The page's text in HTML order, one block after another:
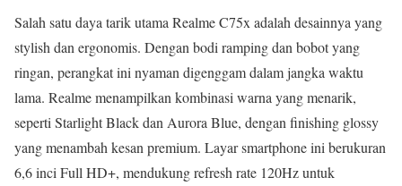
Salah satu daya tarik utama Realme C75x adalah desainnya yang
stylish dan ergonomis. Dengan bodi ramping dan bobot yang
ringan, perangkat ini nyaman digenggam dalam jangka waktu
lama. Realme menampilkan kombinasi warna yang menarik,
seperti Starlight Black dan Aurora Blue, dengan finishing glossy
yang menambah kesan premium. Layar smartphone ini berukuran
6,6 inci Full HD+, mendukung refresh rate 120Hz untuk